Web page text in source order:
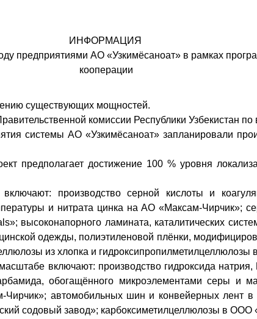
ИНФОРМАЦИЯ
предприятиями АО «Узкимёсаноат» в рамках
кооперации
существующих мощностей.
комиссии Республики Узбекистан
системы АО «Узкимёсаноат» запланировали
предполагает достижение 100 % уровня
производство серной кислоты и
и нитрата цинка на АО «Максам-Чирчик»;
высоконапорного ламината, каталитических
одежды, полиэтиленовой плёнки,
из хлопка и
включают: производство гидроксида
обогащённого микроэлементами серы и
автомобильных шин и конвейерных лент
содовый завод»; карбоксиметилцеллюлозы в ООО